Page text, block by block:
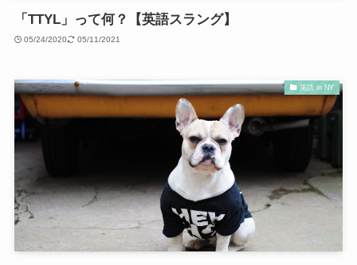
「TTYL」って何？【英語スラング】
05/24/2020 05/11/2021
英語 in NY